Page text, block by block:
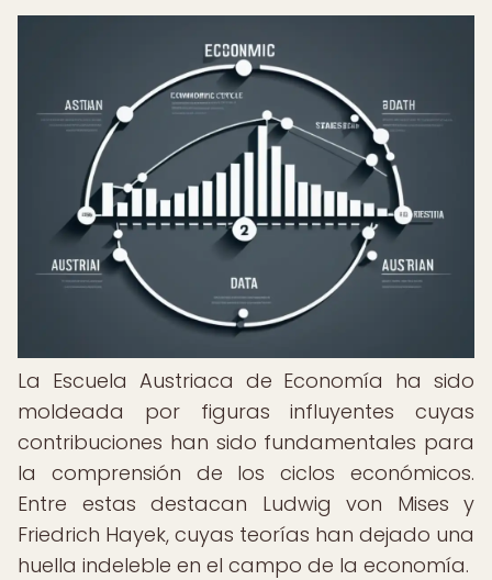
La Escuela Austriaca de Economía ha sido
moldeada por figuras influyentes cuyas
contribuciones han sido fundamentales para
la comprensión de los ciclos económicos.
Entre estas destacan Ludwig von Mises y
Friedrich Hayek, cuyas teorías han dejado una
huella indeleble en el campo de la economía.